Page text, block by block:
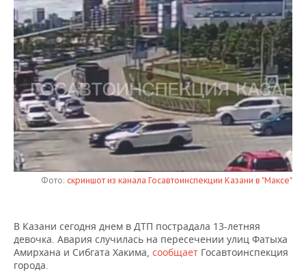
КОМУ ПРИНАДЛЕЖАТ
ТОРГОВЫЕ ЦЕНТРЫ
ТАТАРСТАНА
БЮДЖЕТ
ИНВЕСТИЦИИ
МАШИНОСТРОЕНИЕ
НЕФТЕХИМИЯ
НЕФТЬ
ОПК
ЭНЕРГЕТИКА
НОВОСТИ АВТО
БИЗНЕС
НОВОСТИ БИЗНЕСА
РОЗНИЧНАЯ ТОРГОВЛЯ
ТРАНСПОРТ
УСЛУГИ
ТЕХНОЛОГИИ
НОВОСТИ ТЕХНОЛОГИЙ
IT
МЕДИА
ТЕЛЕКОММУНИКАЦИИ
МЕРОПРИЯТИЯ
НОВОСТИ МЕРОПРИЯТИЙ
ВЫЕЗДНАЯ РЕДАКЦИЯ
БИЗНЕС-БРАНЧИ
ОТКРЫТАЯ ЛЕКЦИЯ
СПОРТ
НОВОСТИ СПОРТА
ФУТБОЛ
БАСКЕТБОЛ
ВОЛЕЙБОЛ
ОБЩЕСТВО
НОВОСТИ ОБЩЕСТВА
ИНФРАСТРУКТУРА
ИСТОРИЯ
ФОТОГАЛЕРЕЯ
СПРАВОЧНИК
СПИСОК ПЕРСОН
ПОЛНАЯ ВЕРСИЯ
Фото: скриншот из канала Госавтоинспекции Казани в "Максе"
В Казани сегодня днем в ДТП пострадала 13-летняя
девочка. Авария случилась на пересечении улиц Фатыха
Амирхана и Сибгата Хакима, сообщает Госавтоинспекция
города.